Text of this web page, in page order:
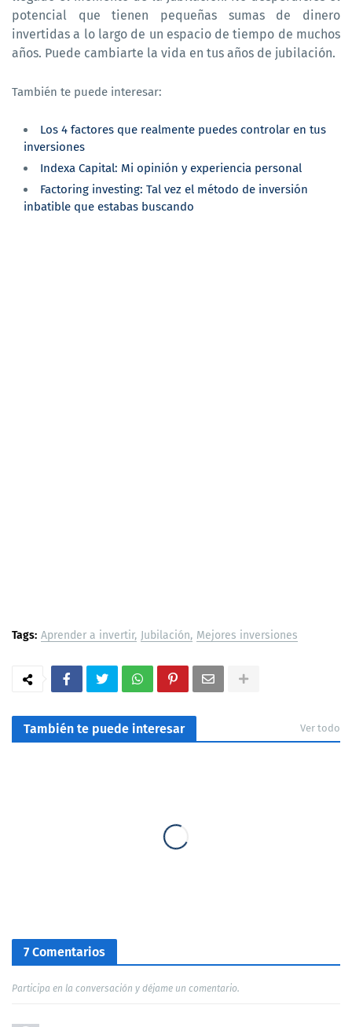
potencial que tienen pequeñas sumas de dinero
invertidas a lo largo de un espacio de tiempo de muchos
años. Puede cambiarte la vida en tus años de jubilación.
También te puede interesar:
Los 4 factores que realmente puedes controlar en tus
inversiones
Indexa Capital: Mi opinión y experiencia personal
Factoring investing: Tal vez el método de inversión
inbatible que estabas buscando
Tags: Aprender a invertir Jubilación Mejores inversiones
También te puede interesar Ver todo
7 Comentarios
Participa en la conversación y déjame un comentario.